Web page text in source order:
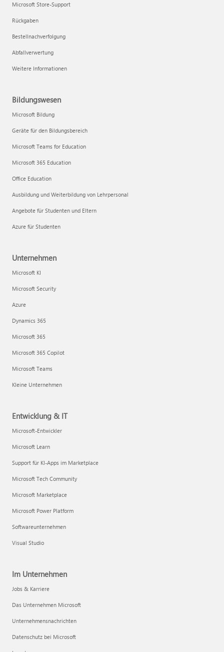
Microsoft Store-Support
Rückgaben
Bestellnachverfolgung
Abfallverwertung
Weitere Informationen
Bildungswesen
Microsoft Bildung
Geräte für den Bildungsbereich
Microsoft Teams for Education
Microsoft 365 Education
Office Education
Ausbildung und Weiterbildung von Lehrpersonal
Angebote für Studenten und Eltern
Azure für Studenten
Unternehmen
Microsoft KI
Microsoft Security
Azure
Dynamics 365
Microsoft 365
Microsoft 365 Copilot
Microsoft Teams
Kleine Unternehmen
Entwicklung & IT
Microsoft-Entwickler
Microsoft Learn
Support für KI-Apps im Marketplace
Microsoft Tech Community
Microsoft Marketplace
Microsoft Power Platform
Softwareunternehmen
Visual Studio
Im Unternehmen
Jobs & Karriere
Das Unternehmen Microsoft
Unternehmensnachrichten
Datenschutz bei Microsoft